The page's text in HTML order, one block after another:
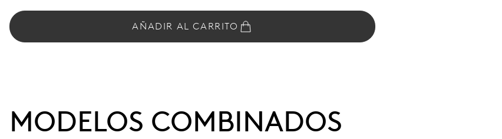
AÑADIR AL CARRITO
MODELOS COMBINADOS